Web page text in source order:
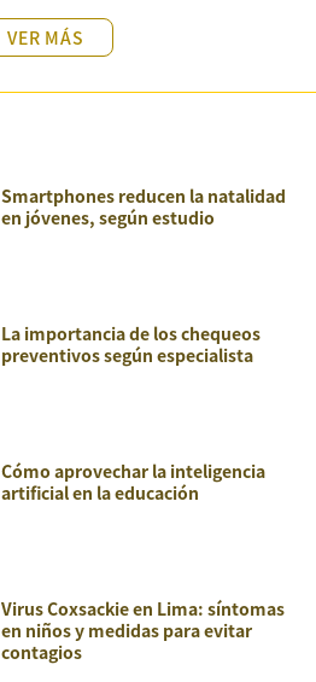
VER MÁS
Smartphones reducen la natalidad
en jóvenes, según estudio
La importancia de los chequeos
preventivos según especialista
Cómo aprovechar la inteligencia
artificial en la educación
Virus Coxsackie en Lima: síntomas
en niños y medidas para evitar
contagios